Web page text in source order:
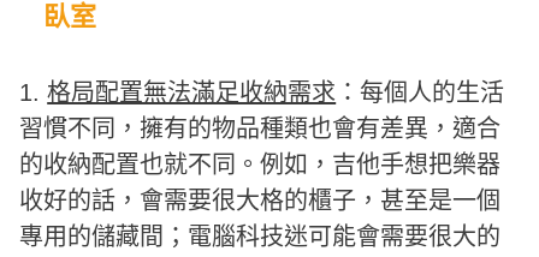
臥室
1.格局配置無法滿足收納需求 ：每個人的生活
習慣不同，擁有的物品種類也會有差異，適合
的收納配置也就不同。例如，吉他手想把樂器
收好的話，會需要很大格的櫃子，甚至是一個
專用的儲藏間；電腦科技迷可能會需要很大的